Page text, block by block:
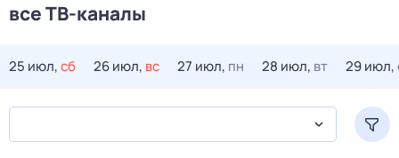
все ТВ-каналы
25 июл,сб 26 июл, вс 27 июл, пн 28 июл, вт 29 июл,